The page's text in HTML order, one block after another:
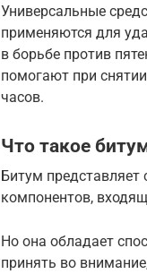
Универсальные
применяются для
в борьбе против
помогают при
часов.
Что такое
Битум
компонентов,
Но она обладает
принять во